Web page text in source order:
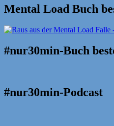
Mental Load Buch
#nur30min-Buch
#nur30min-Podcast